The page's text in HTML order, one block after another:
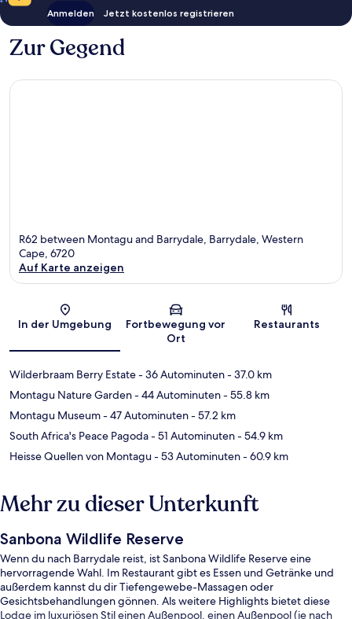
Anmelden Jetzt kostenlos registrieren
Zur Gegend
R62 between Montagu and Barrydale, Barrydale, Western
Cape, 6720
Auf Karte anzeigen
In der Umgebung
Fortbewegung vor
Ort
Restaurants
Wilderbraam Berry Estate- 36 Autominuten- 37.0 km
Montagu Nature Garden- 44 Autominuten- 55.8 km
Montagu Museum- 47 Autominuten- 57.2 km
South Africa's Peace Pagoda- 51 Autominuten- 54.9 km
Heisse Quellen von Montagu- 53 Autominuten- 60.9 km
Mehr zu dieser Unterkunft
Sanbona Wildlife Reserve
Wenn du nach Barrydale reist, ist Sanbona Wildlife Reserve eine
hervorragende Wahl. Im Restaurant gibt es Essen und Getränke und
außerdem kannst du dir Tiefengewebe-Massagen oder
Gesichtsbehandlungen gönnen. Als weitere Highlights bietet diese
Lodge im luxuriösen Stil einen Außenpool, einen Außenpool (je nach